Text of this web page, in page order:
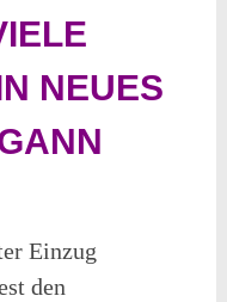
NEUES
Einzug
den